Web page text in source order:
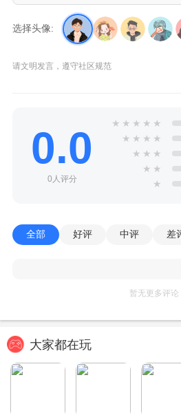
选择头像:
请文明发言，遵守社区规范
0.0
0人评分
★ ★ ★ ★ ★
★ ★ ★ ★
★ ★ ★
★ ★
★
全部 好评 中评 差
暂无更多评论
大家都在玩